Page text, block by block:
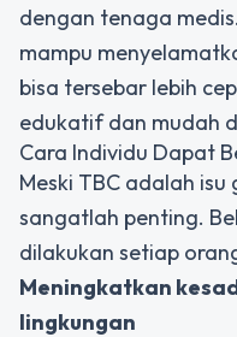
dengan tenaga
mampu
bisa tersebar lebih
edukatif dan mudah
Cara Individu Dapat
Meski TBC adalah
sangatlah penting.
dilakukan setiap
Meningkatkan
lingkungan